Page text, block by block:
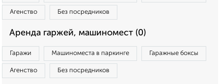
Агенство Без посредников
Аренда гаржей, машиномест (0)
Гаражи Машиноместа в паркинге Гаражные боксы
Агенство Без посредников